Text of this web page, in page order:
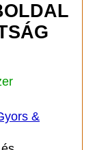
&